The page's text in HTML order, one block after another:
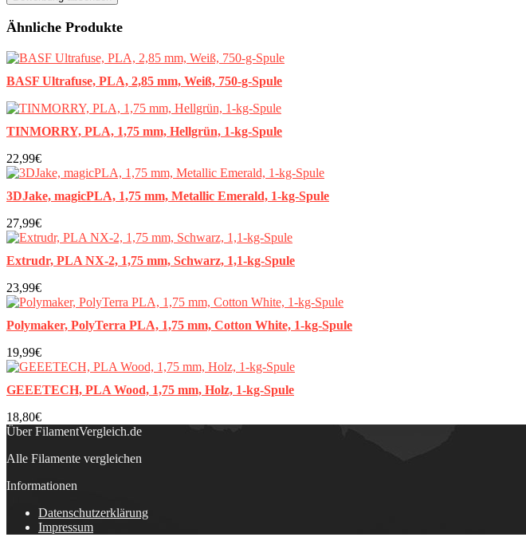
Ähnliche Produkte
BASF Ultrafuse, PLA, 2,85 mm, Weiß, 750-g-Spule
TINMORRY, PLA, 1,75 mm, Hellgrün, 1-kg-Spule
22,99€
3DJake, magicPLA, 1,75 mm, Metallic Emerald, 1-kg-Spule
27,99€
Extrudr, PLA NX-2, 1,75 mm, Schwarz, 1,1-kg-Spule
23,99€
Polymaker, PolyTerra PLA, 1,75 mm, Cotton White, 1-kg-Spule
19,99€
GEEETECH, PLA Wood, 1,75 mm, Holz, 1-kg-Spule
18,80€
Über FilamentVergleich.de
Alle Filamente vergleichen
Informationen
Datenschutzerklärung
Impressum